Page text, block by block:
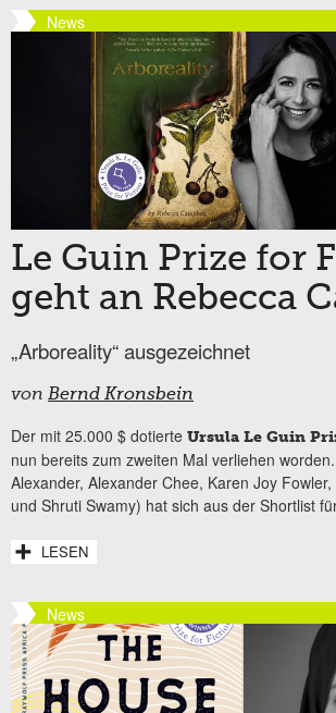
News
Le Guin Prize for
geht an Rebecca
„Arboreality“ ausgezeichnet
von Bernd Kronsbein
Der mit 25.000 $ dotierte Ursula Le Guin
nun bereits zum zweiten Mal verliehen
Alexander, Alexander Chee, Karen Joy
und Shruti Swamy) hat sich aus der Shortlist
LESEN
News